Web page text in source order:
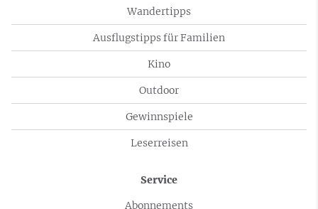
Wandertipps
Ausflugstipps für Familien
Kino
Outdoor
Gewinnspiele
Leserreisen
Service
Abonnements